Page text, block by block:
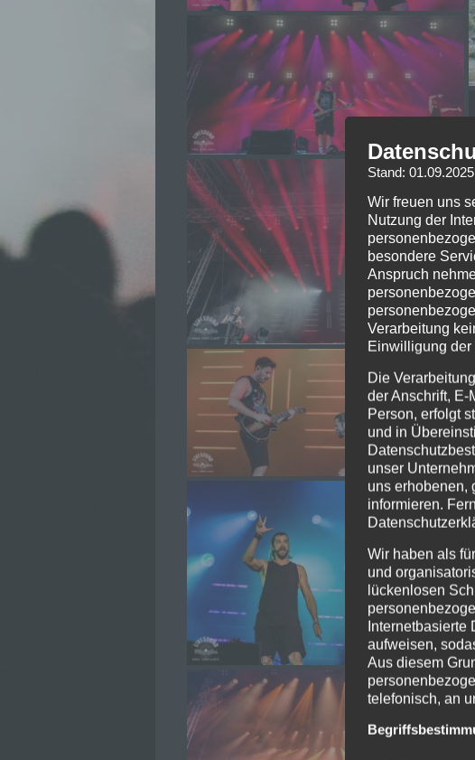
Stand: 01.09.2025
Wir freuen uns
Nutzung der
besondere
Anspruch
Verarbeitung
Einwilligung der
Die
der Anschrift, E-
Person, erfolgt
und in
unser
uns erhobenen,
informieren.
Wir haben als
und
lückenlosen
aufweisen,
Aus diesem
telefonisch, an